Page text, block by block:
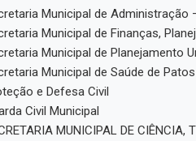
Municipal de Administração
Municipal de Finanças,
Municipal de Planejamento
Municipal de Saúde de
e Defesa Civil
Civil Municipal
MUNICIPAL DE CIÊNCIA,